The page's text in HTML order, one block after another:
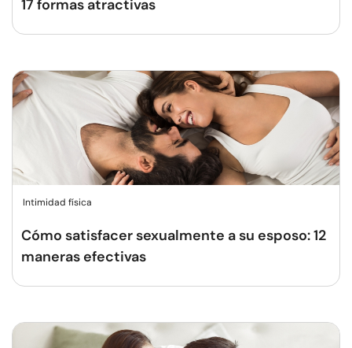
17 formas atractivas
Intimidad física
Cómo satisfacer sexualmente a su esposo: 12
maneras efectivas